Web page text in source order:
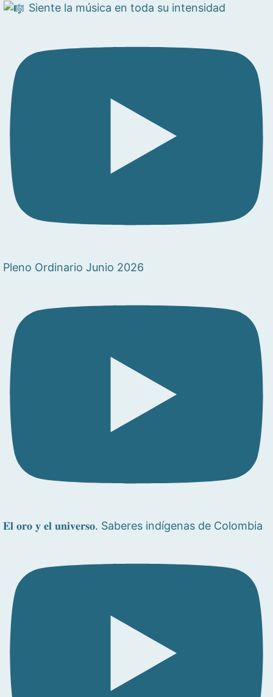
Siente la música en toda su intensidad
Pleno Ordinario Junio 2026
𝐄𝐥 𝐨𝐫𝐨 𝐲 𝐞𝐥 𝐮𝐧𝐢𝐯𝐞𝐫𝐬𝐨. Saberes indígenas de Colombia